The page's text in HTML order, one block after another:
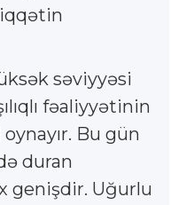
səviyyəsi
fəaliyyətinin
Bu gün
duran
genişdir. Uğurlu